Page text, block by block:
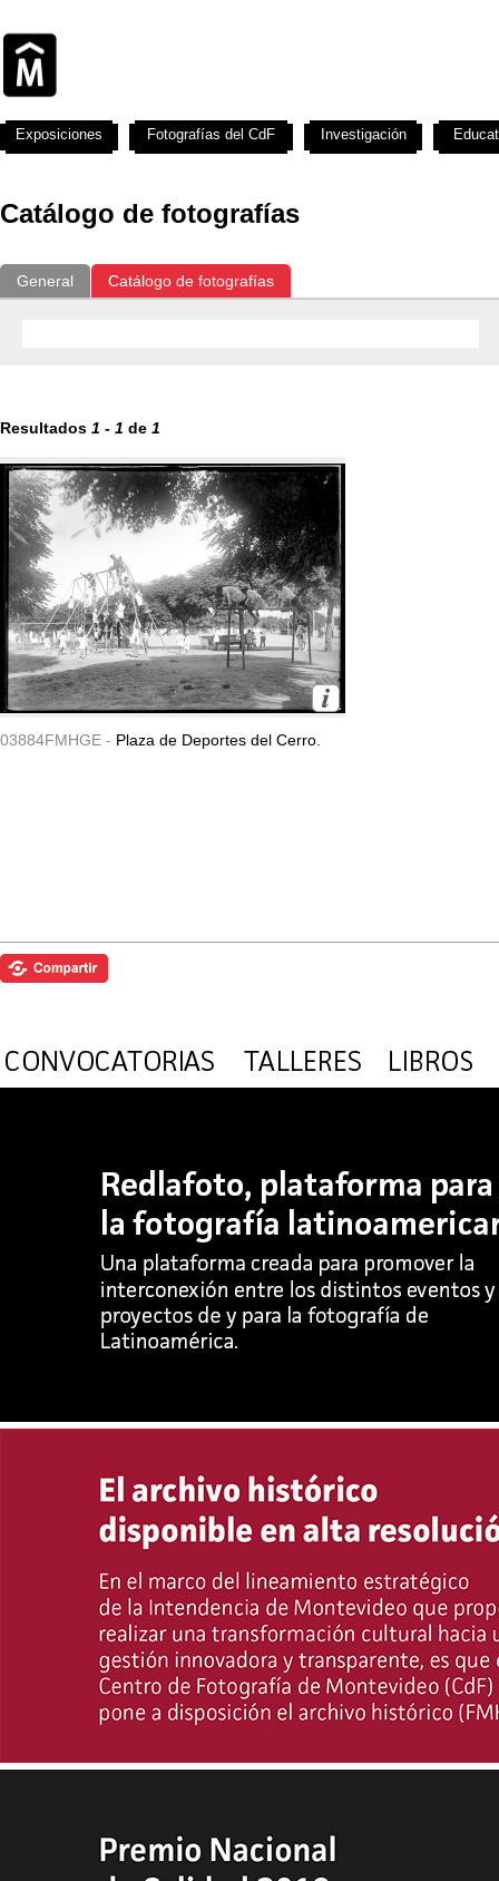
Catálogo de fotografías
General Catálogo de fotografías
Resultados 1 - 1 de 1
03884FMHGE - Plaza de Deportes del Cerro.
Exposiciones Fotografías del CdF Investigación